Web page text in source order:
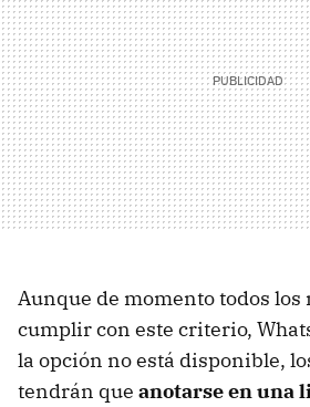
Aunque de momento todos los
cumplir con este criterio,
la opción no está disponible,
tendrán que anotarse en una